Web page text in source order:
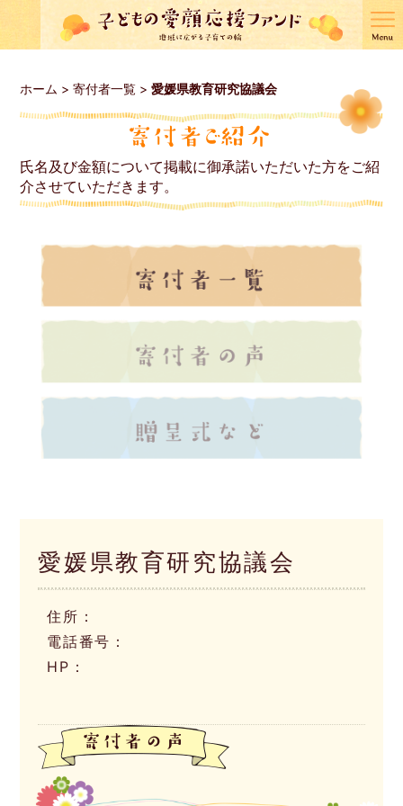
ホーム >寄付者一覧 >愛媛県教育研究協議会
氏名及び金額について掲載に御承諾いただいた方をご紹
介させていただきます。
愛媛県教育研究協議会
住所：
電話番号：
HP：